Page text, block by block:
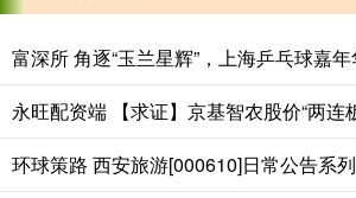
环球策路 西安旅游[000610]日常公告系列